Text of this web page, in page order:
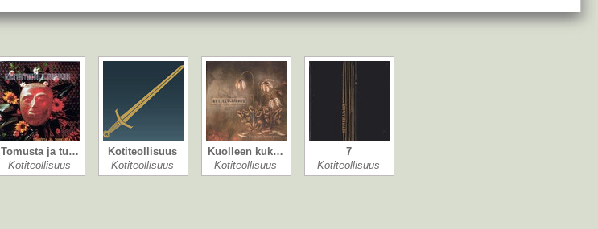
Tomusta ja tu…
Kotiteollisuus
Kotiteollisuus
Kotiteollisuus
Kuolleen kuk…
Kotiteollisuus
7
Kotiteollisuus